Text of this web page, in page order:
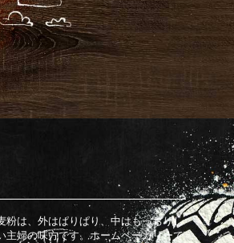
粉は、外はぱりぱり、中はもっちりし
主婦の味方です。ホームベーカリーで